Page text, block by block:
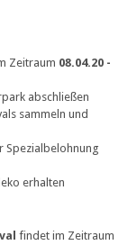
Zeitraum 08.04.20 -
abschließen
sammeln und
Spezialbelohnung
erhalten
findet im Zeitraum